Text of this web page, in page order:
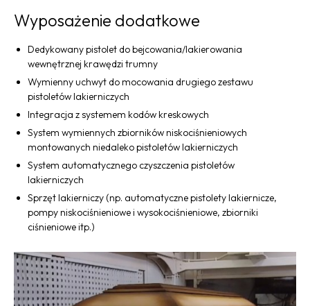
Wyposażenie dodatkowe
Dedykowany pistolet do bejcowania/lakierowania
wewnętrznej krawędzi trumny
Wymienny uchwyt do mocowania drugiego zestawu
pistoletów lakierniczych
Integracja z systemem kodów kreskowych
System wymiennych zbiorników niskociśnieniowych
montowanych niedaleko pistoletów lakierniczych
System automatycznego czyszczenia pistoletów
lakierniczych
Sprzęt lakierniczy (np. automatyczne pistolety lakiernicze,
pompy niskociśnieniowe i wysokociśnieniowe, zbiorniki
ciśnieniowe itp.)